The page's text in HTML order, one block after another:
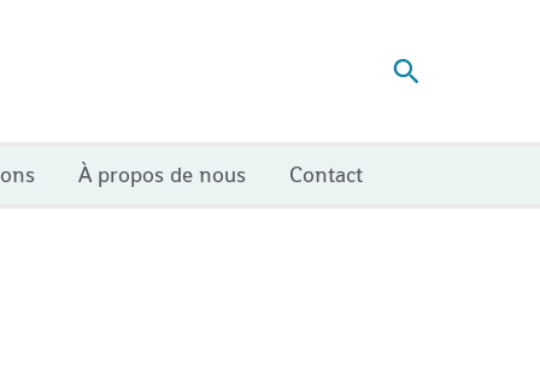
À propos de nous Contact